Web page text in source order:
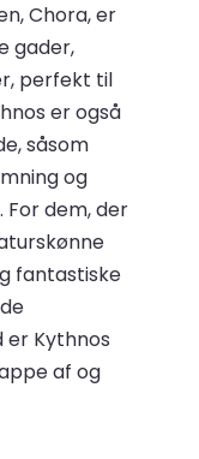
Chora, er
gader,
perfekt til
er også
såsom
og
For dem, der
fantastiske
Kythnos
af og